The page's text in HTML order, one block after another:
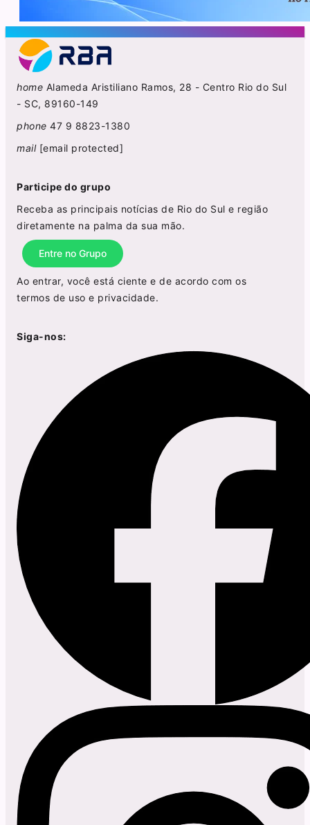
home Alameda Aristiliano Ramos, 28 - Centro Rio do Sul
- SC, 89160-149
phone 47 9 8823-1380
mail [email protected]
Participe do grupo
Receba as principais notícias de Rio do Sul e região
diretamente na palma da sua mão.
Entre no Grupo
Ao entrar, você está ciente e de acordo com os
termos de uso e privacidade.
Siga-nos: